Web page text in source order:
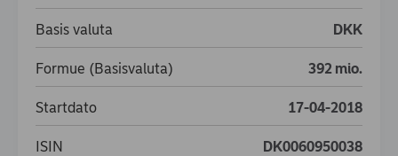
Basis valuta DKK
Formue (Basisvaluta) 392 mio.
Startdato 17-04-2018
ISIN DK0060950038